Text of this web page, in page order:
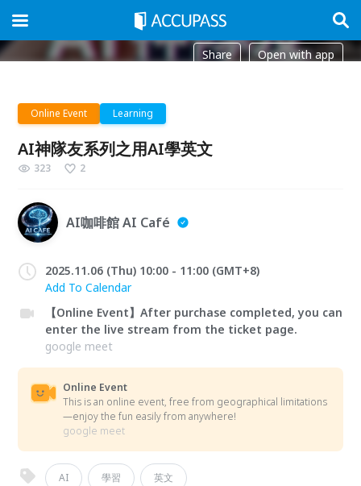
Share Open with app
Online Event Learning
AI神隊友系列之用AI學英文
323 2
AI咖啡館 AI Café
2025.11.06 (Thu) 10:00 - 11:00 (GMT+8)
Add To Calendar
【Online Event】After purchase completed, you can
enter the live stream from the ticket page.
google meet
Online Event
This is an online event, free from geographical limitations
—enjoy the fun easily from anywhere!
google meet
AI 學習 英文